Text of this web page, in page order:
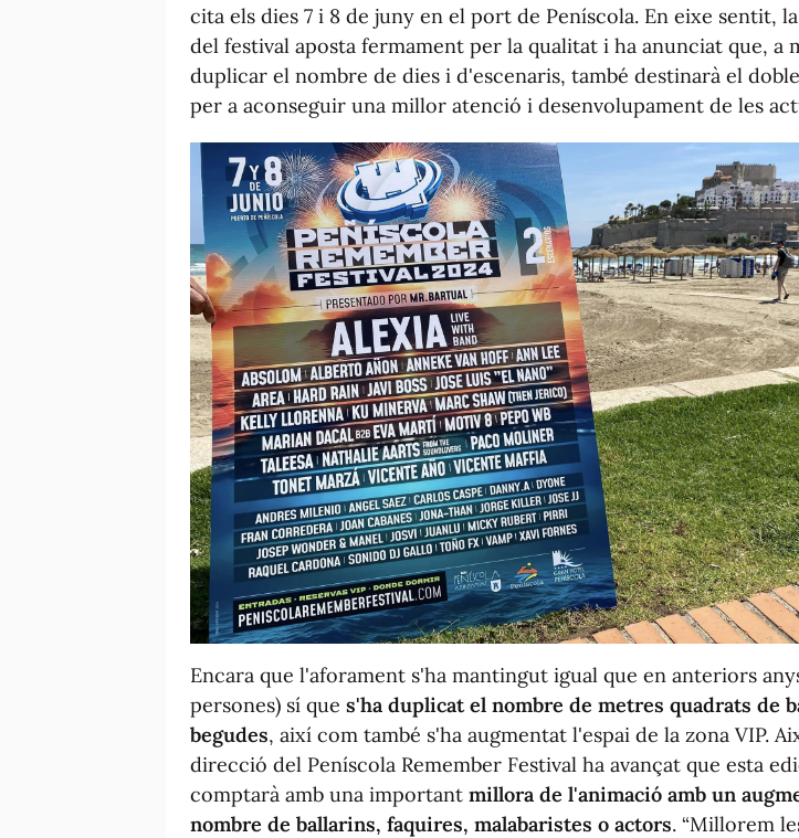
cita els dies 7 i 8 de juny en el port de Peníscola. En eixe sentit,
del festival aposta fermament per la qualitat i ha anunciat que, a
duplicar el nombre de dies i d'escenaris, també destinarà el
per a aconseguir una millor atenció i desenvolupament de les
Encara que l'aforament s'ha mantingut igual que en anteriors
persones) sí que s'ha duplicat el nombre de metres quadrats de
begudes, així com també s'ha augmentat l'espai de la zona VIP.
direcció del Peníscola Remember Festival ha avançat que esta
comptarà amb una important millora de l'animació amb un
nombre de ballarins, faquires, malabaristes o actors. “Millorem